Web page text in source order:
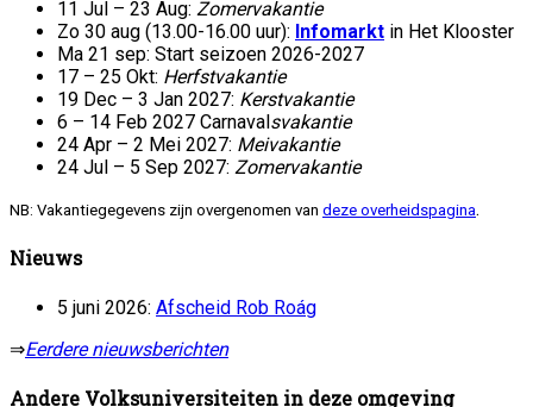
11 Jul – 23 Aug: Zomervakantie
Zo 30 aug (13.00-16.00 uur): Infomarkt in Het Klooster
Ma 21 sep: Start seizoen 2026-2027
17 – 25 Okt: Herfstvakantie
19 Dec – 3 Jan 2027: Kerstvakantie
6 – 14 Feb 2027 Carnaval svakantie
24 Apr – 2 Mei 2027: Meivakantie
24 Jul – 5 Sep 2027: Zomervakantie
NB: Vakantiegegevens zijn overgenomen van deze overheidspagina.
Nieuws
5 juni 2026: Afscheid Rob Roág
⇒Eerdere nieuwsberichten
Andere Volksuniversiteiten in deze omgeving